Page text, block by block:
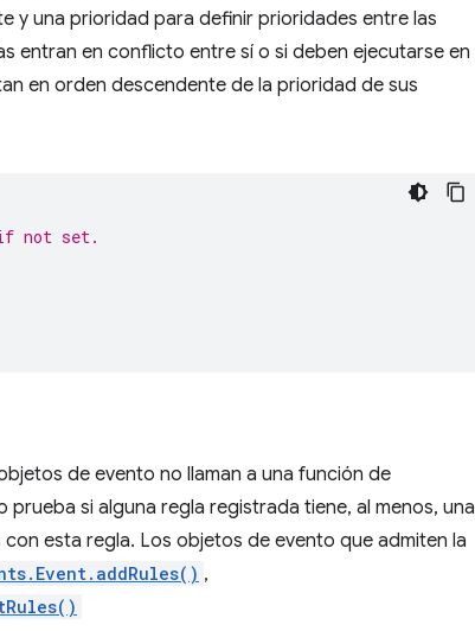
y una prioridad para definir prioridades entre las
entran en conflicto entre sí o si deben ejecutarse en
en orden descendente de la prioridad de sus
not set.
de evento no llaman a una función de
si alguna regla registrada tiene, al menos, una
esta regla. Los objetos de evento que admiten la
,